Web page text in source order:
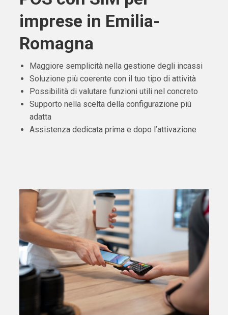
imprese in Emilia-
Romagna
Maggiore semplicità nella gestione degli incassi
Soluzione più coerente con il tuo tipo di attività
Possibilità di valutare funzioni utili nel concreto
Supporto nella scelta della configurazione più
adatta
Assistenza dedicata prima e dopo l’attivazione